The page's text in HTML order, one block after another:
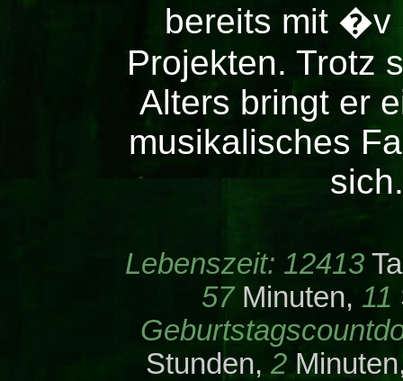
bereits mit �v
Projekten. Trotz
Alters bringt er
musikalisches
sich.
Lebenszeit: 12413
57Minuten, 11
Stunden,2